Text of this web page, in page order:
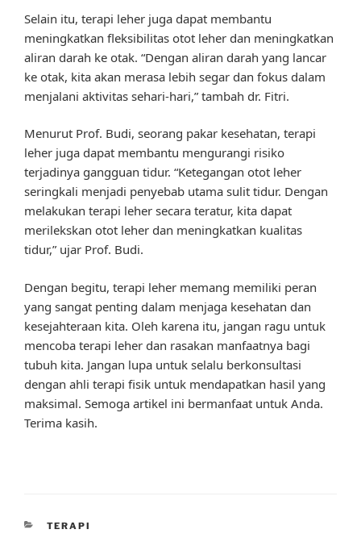
Selain itu, terapi leher juga dapat membantu
meningkatkan fleksibilitas otot leher dan meningkatkan
aliran darah ke otak. “Dengan aliran darah yang lancar
ke otak, kita akan merasa lebih segar dan fokus dalam
menjalani aktivitas sehari-hari,” tambah dr. Fitri.
Menurut Prof. Budi, seorang pakar kesehatan, terapi
leher juga dapat membantu mengurangi risiko
terjadinya gangguan tidur. “Ketegangan otot leher
seringkali menjadi penyebab utama sulit tidur. Dengan
melakukan terapi leher secara teratur, kita dapat
merilekskan otot leher dan meningkatkan kualitas
tidur,” ujar Prof. Budi.
Dengan begitu, terapi leher memang memiliki peran
yang sangat penting dalam menjaga kesehatan dan
kesejahteraan kita. Oleh karena itu, jangan ragu untuk
mencoba terapi leher dan rasakan manfaatnya bagi
tubuh kita. Jangan lupa untuk selalu berkonsultasi
dengan ahli terapi fisik untuk mendapatkan hasil yang
maksimal. Semoga artikel ini bermanfaat untuk Anda.
Terima kasih.
CATEGORIES
TERAPI